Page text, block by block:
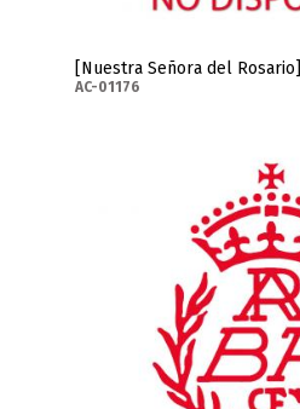
[Nuestra Señora del Rosario]
AC-01176